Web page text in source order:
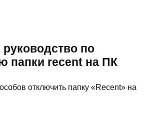
по
папки recent на ПК
отключить папку «Recent» на